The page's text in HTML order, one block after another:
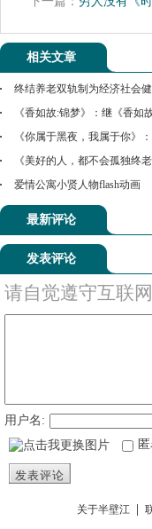
相关文章
终结养老双轨制为经济社会
《香如故:锦梦》：继《香如
《你属于黑夜，我属于你》
《美好的人，都不会孤独终
爱情公寓小贤人物flash动画
最新评论
发表评论
请自觉遵守互联
用户名:
发表评论
关于半壁江